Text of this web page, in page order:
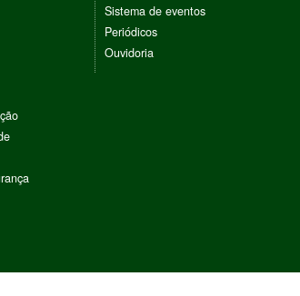
Sistema de eventos
Periódicos
Ouvidoria